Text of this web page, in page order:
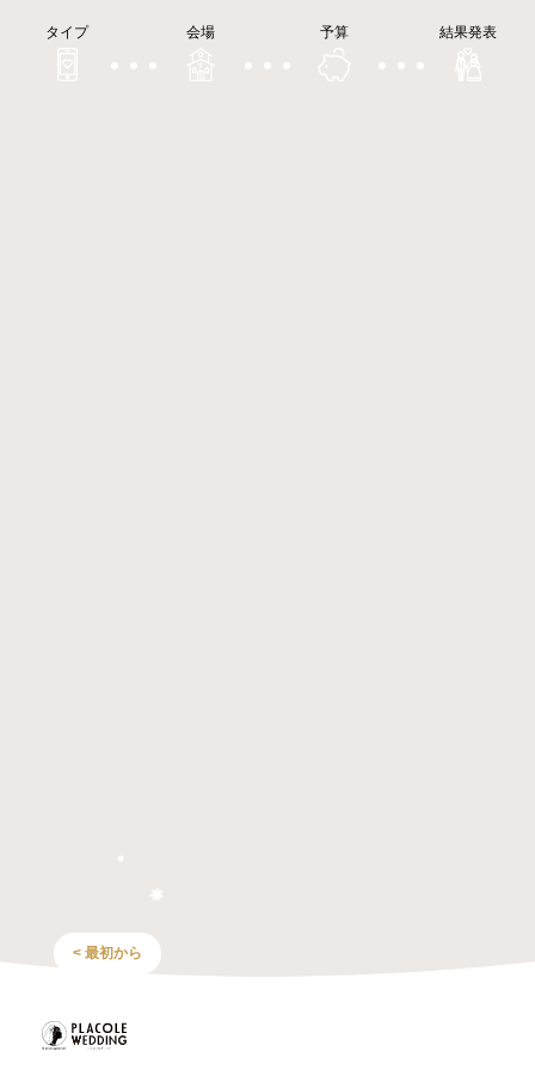
タイプ 会場 予算 結果発表
< 最初から